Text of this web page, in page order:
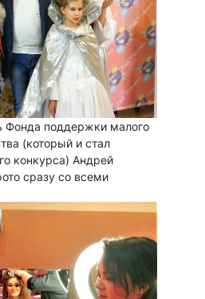
Фонда поддержки малого
(который и стал
конкурса) Андрей
сразу со всеми